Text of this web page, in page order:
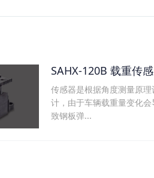
SAHX-120B 载重传
传感器是根据角度测量原理
计，由于车辆载重量变化会
致钢板弹...